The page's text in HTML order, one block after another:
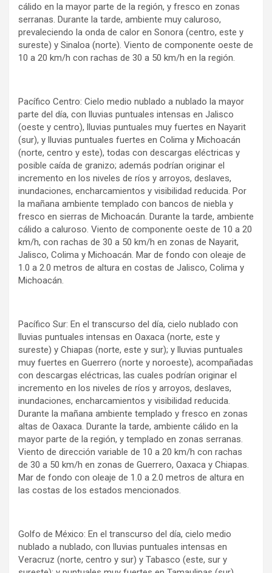
cálido en la mayor parte de la región, y fresco en zonas
serranas. Durante la tarde, ambiente muy caluroso,
prevaleciendo la onda de calor en Sonora (centro, este y
sureste) y Sinaloa (norte). Viento de componente oeste de
10 a 20 km/h con rachas de 30 a 50 km/h en la región.
Pacífico Centro: Cielo medio nublado a nublado la mayor
parte del día, con lluvias puntuales intensas en Jalisco
(oeste y centro), lluvias puntuales muy fuertes en Nayarit
(sur), y lluvias puntuales fuertes en Colima y Michoacán
(norte, centro y este), todas con descargas eléctricas y
posible caída de granizo; además podrían originar el
incremento en los niveles de ríos y arroyos, deslaves,
inundaciones, encharcamientos y visibilidad reducida. Por
la mañana ambiente templado con bancos de niebla y
fresco en sierras de Michoacán. Durante la tarde, ambiente
cálido a caluroso. Viento de componente oeste de 10 a 20
km/h, con rachas de 30 a 50 km/h en zonas de Nayarit,
Jalisco, Colima y Michoacán. Mar de fondo con oleaje de
1.0 a 2.0 metros de altura en costas de Jalisco, Colima y
Michoacán.
Pacífico Sur: En el transcurso del día, cielo nublado con
lluvias puntuales intensas en Oaxaca (norte, este y
sureste) y Chiapas (norte, este y sur); y lluvias puntuales
muy fuertes en Guerrero (norte y noroeste), acompañadas
con descargas eléctricas, las cuales podrían originar el
incremento en los niveles de ríos y arroyos, deslaves,
inundaciones, encharcamientos y visibilidad reducida.
Durante la mañana ambiente templado y fresco en zonas
altas de Oaxaca. Durante la tarde, ambiente cálido en la
mayor parte de la región, y templado en zonas serranas.
Viento de dirección variable de 10 a 20 km/h con rachas
de 30 a 50 km/h en zonas de Guerrero, Oaxaca y Chiapas.
Mar de fondo con oleaje de 1.0 a 2.0 metros de altura en
las costas de los estados mencionados.
Golfo de México: En el transcurso del día, cielo medio
nublado a nublado, con lluvias puntuales intensas en
Veracruz (norte, centro y sur) y Tabasco (este, sur y